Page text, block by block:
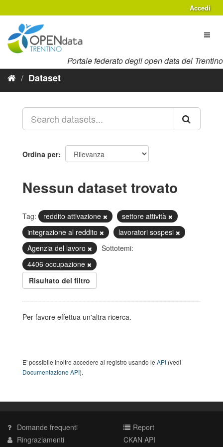
al
contenuto
Accedi
Portale federato degli open data del Trentino
Dataset
Ordina per
Nessun dataset trovato
Tag: reddito attivazione
settore attività
integrazione al reddito
lavoratori sospesi
Agenzia del lavoro
Sottotemi:
4406 occupazione
Risultato del filtro
Per favore effettua un'altra ricerca.
E' possibile inoltre accedere al registro usando le API (vedi
Documentazione API).
Domande frequenti
Ringraziamenti
Report
CKAN API